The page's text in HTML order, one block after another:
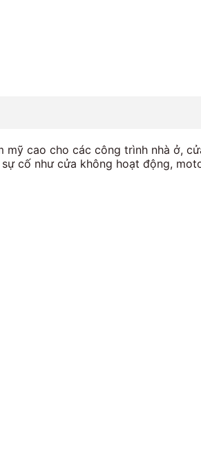
cao cho các công trình nhà ở,
cố như cửa không hoạt động,